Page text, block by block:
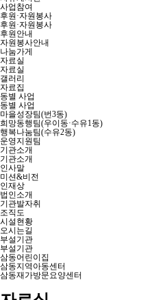
사업참여
후원·자원봉사
후원·자원봉사
후원안내
자원봉사안내
나눔가게
자료실
자료실
갤러리
자료집
동별 사업
동별 사업
마을성장팀(번3동)
희망동행팀(우이동·수유1동)
행복나눔팀(수유2동)
운영지원팀
기관소개
기관소개
인사말
미션&비전
인재상
법인소개
기관발자취
조직도
시설현황
오시는길
부설기관
부설기관
삼동어린이집
삼동지역아동센터
삼동재가방문요양센터